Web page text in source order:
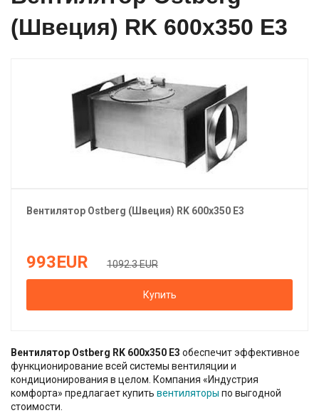
(Швеция) RK 600х350 Е3
Вентилятор Ostberg (Швеция) RK 600х350 Е3
993EUR 1092.3 EUR
Купить
Вентилятор Ostberg RK 600х350 Е3 обеспечит эффективное
функционирование всей системы вентиляции и
кондиционирования в целом. Компания «Индустрия
комфорта» предлагает купить вентиляторы по выгодной
стоимости.